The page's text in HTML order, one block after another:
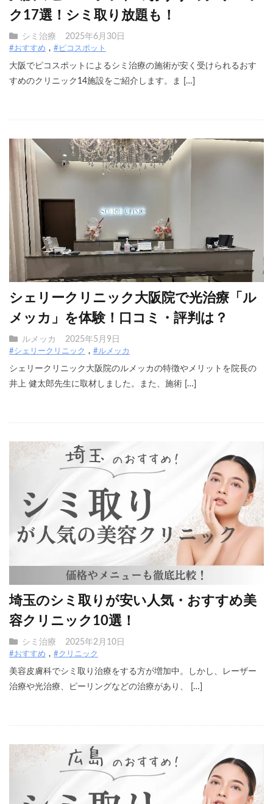
ク17選！シミ取り放題も！
シミ治療 2025年6月30日
#おすすめ #ピコスポット
大阪でピコスポットによるシミ治療の施術が安く受けられるおす
すめのクリニック14施設をご紹介します。ま […]
シェリークリニック大阪院で光治療「ル
メッカ」を体験！口コミ・評判は？
ルメッカ 2025年5月9日
#シェリークリニック #ルメッカ
シェリークリニック大阪院のルメッカの特徴やメリットを院長の
井上 健太郎先生に取材しました。また、施術 […]
埼玉のシミ取りが安い人気・おすすめ美
容クリニック10選！
シミ治療 2025年2月10日
#おすすめ #クリニック
美容皮膚科でシミ取り治療をする方が増加中。しかし、レーザー
治療や光治療、ピーリングなどの治療があり、 […]